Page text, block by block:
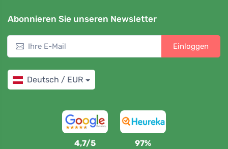
Abonnieren Sie unseren Newsletter
Einloggen
Deutsch / EUR
4,7/5 97%